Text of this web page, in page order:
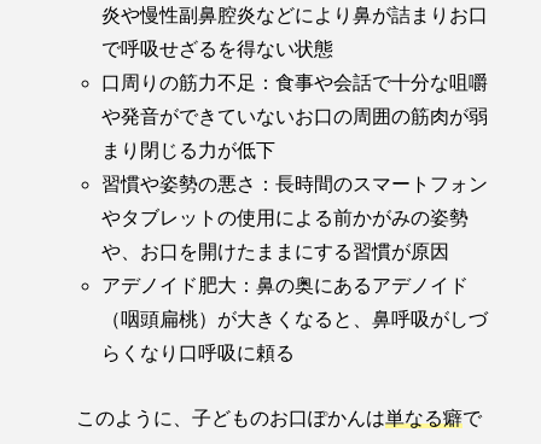
炎や慢性副鼻腔炎などにより鼻が詰まりお口
で呼吸せざるを得ない状態
口周りの筋力不足：食事や会話で十分な咀嚼
や発音ができていないお口の周囲の筋肉が弱
まり閉じる力が低下
習慣や姿勢の悪さ：長時間のスマートフォン
やタブレットの使用による前かがみの姿勢
や、お口を開けたままにする習慣が原因
アデノイド肥大：鼻の奥にあるアデノイド
（咽頭扁桃）が大きくなると、鼻呼吸がしづ
らくなり口呼吸に頼る
このように、子どものお口ぽかんは単なる癖で